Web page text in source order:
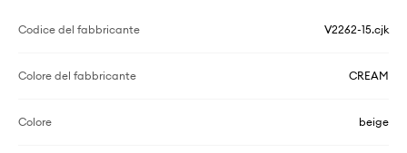
Codice del fabbricante V2262-15.cjk
Colore del fabbricante CREAM
Colore beige